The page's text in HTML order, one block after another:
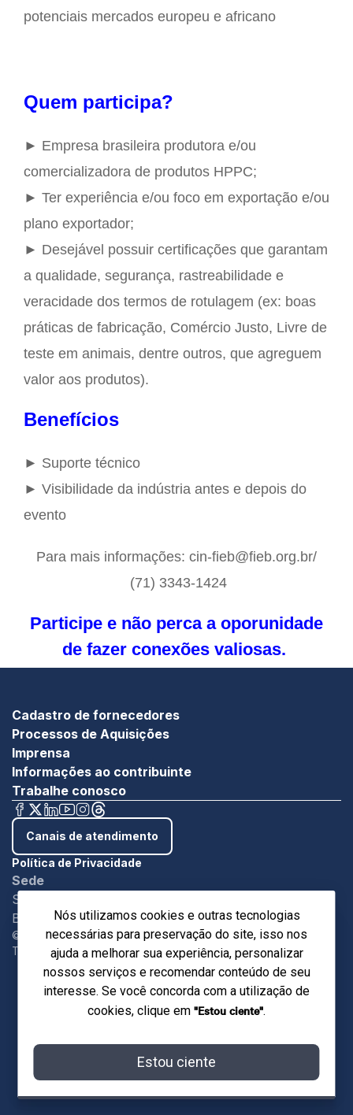
potenciais mercados europeu e africano
Quem participa?
► Empresa brasileira produtora e/ou
comercializadora de produtos HPPC;
► Ter experiência e/ou foco em exportação e/ou
plano exportador;​
► Desejável possuir certificações que garantam
a qualidade, segurança, rastreabilidade e
veracidade dos termos de rotulagem (ex: boas
práticas de fabricação, Comércio Justo, Livre de
teste em animais, dentre outros, que agreguem
valor aos produtos).
Benefícios
► Suporte técnico
► Visibilidade da indústria antes e depois do
evento
Para mais informações: cin-fieb@fieb.org.br/
(71) 3343-1424
Participe e não perca a oporunidade
de fazer conexões valiosas.
Cadastro de fornecedores
Processos de Aquisições
Imprensa
Informações ao contribuinte
Trabalhe conosco
Canais de atendimento
Política de Privacidade
Sede
SBN - Quadra 1 - Bloco C Ed. Roberto Simonsen
Brasília/DF - CEP 7004-903
©Copyright 2024. Sistema Indústria.
Todos os direitos reservados.
Nós utilizamos cookies e outras tecnologias
necessárias para preservação do site, isso nos
ajuda a melhorar sua experiência, personalizar
nossos serviços e recomendar conteúdo de seu
interesse. Se você concorda com a utilização de
cookies, clique em "Estou ciente".
Estou ciente